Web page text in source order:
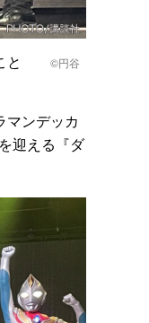
こと
©円谷
マンデッカ
迎える『ダ